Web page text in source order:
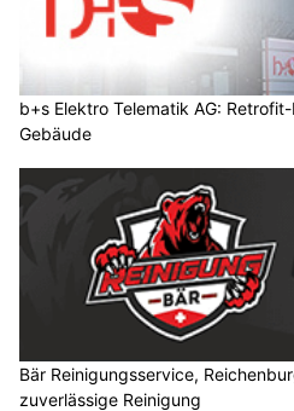
b+s Elektro Telematik AG:
Gebäude
Bär Reinigungsservice,
zuverlässige Reinigung